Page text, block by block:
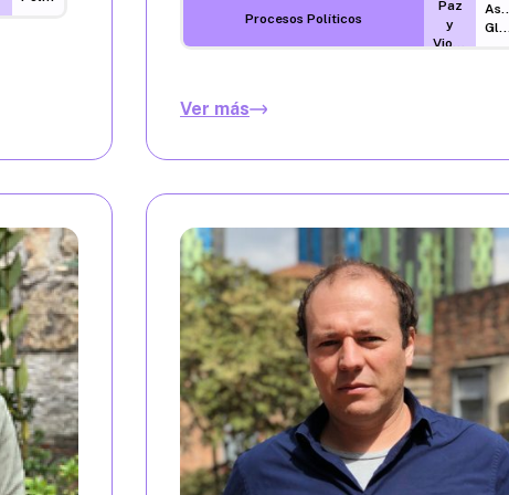
Procesos Políticos
Paz
y
Violencia
Ver más